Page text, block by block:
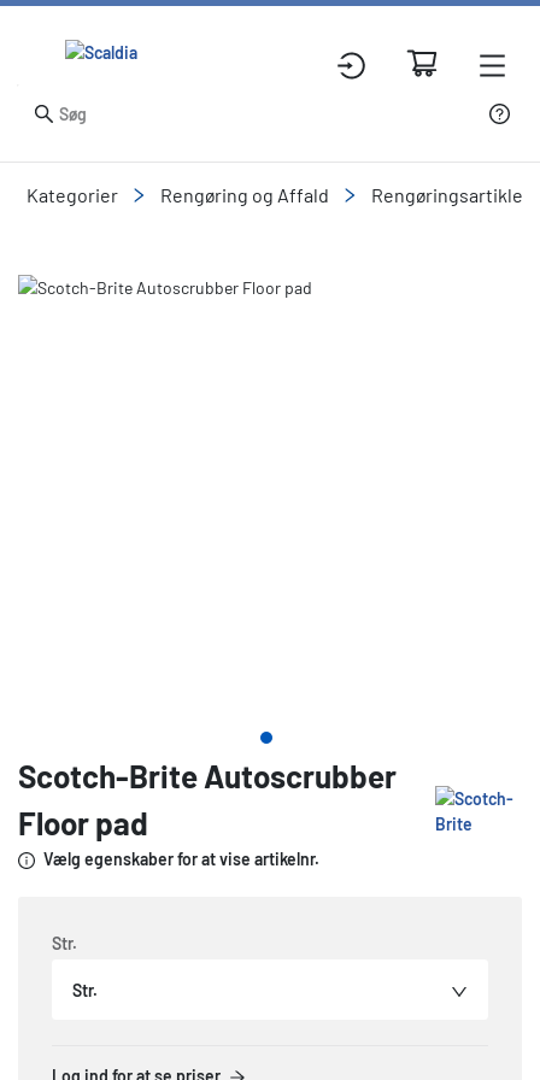
Kategorier Rengøring og Affald Rengøringsartikler
Slide 1 of 1
Scotch-Brite Autoscrubber
Floor pad
Vælg egenskaber for at vise artikelnr.
Str.
Str.
Log ind for at se priser